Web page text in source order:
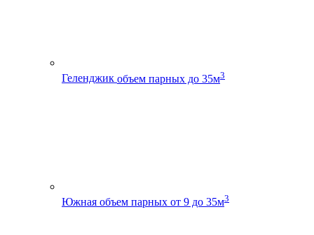
Геленджик объем парных до 35м3
Южная объем парных от 9 до 35м3